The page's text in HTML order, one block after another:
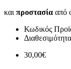
και προστασία από
Κωδικός
30,00€